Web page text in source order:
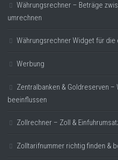
Währungsrechner – Beträge
umrechnen
Währungsrechner Widget für
Werbung
Zentralbanken & Goldreserven –
beeinflussen
Zollrechner – Zoll &
Zolltarifnummer richtig finden &